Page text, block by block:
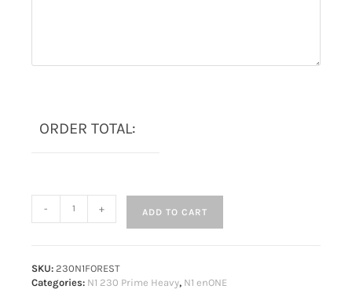
ORDER TOTAL:
- + ADD TO CART
SKU: 230N1FOREST
Categories: N1 230 Prime Heavy, N1 enONE